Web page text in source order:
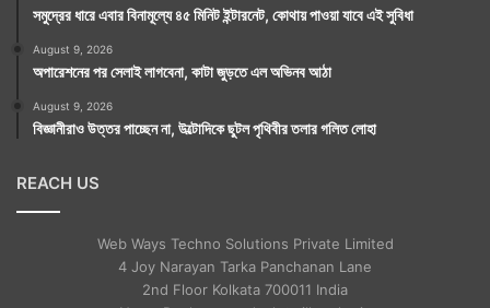
সমুদ্রের ধারে এবার বিনামূল্যে ৪৫ মিনিট ইন্টারনেট, কোথায় পাওয়া যাবে এই সুবিধা
August 9, 2026
অপারেশনের পর সেলাই লাগবেনা, কাটা জুড়তে এল অভিনব আঠা
August 9, 2026
বিজ্ঞানীরাও উত্তর পাচ্ছেন না, উল্টোদিকে ছুটল পৃথিবীর তলার গলিত লোহা
REACH US
Web Ways Techno Solutions Private Limited
4 Joy Narayan Tarka Panchanan Lane
2nd Floor Kolkata 700011 India